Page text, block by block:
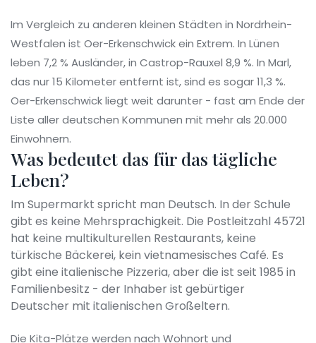
Im Vergleich zu anderen kleinen Städten in Nordrhein-
Westfalen ist Oer-Erkenschwick ein Extrem. In Lünen
leben 7,2 % Ausländer, in Castrop-Rauxel 8,9 %. In Marl,
das nur 15 Kilometer entfernt ist, sind es sogar 11,3 %.
Oer-Erkenschwick liegt weit darunter - fast am Ende der
Liste aller deutschen Kommunen mit mehr als 20.000
Einwohnern.
Was bedeutet das für das tägliche
Leben?
Im Supermarkt spricht man Deutsch. In der Schule
gibt es keine Mehrsprachigkeit. Die Postleitzahl 45721
hat keine multikulturellen Restaurants, keine
türkische Bäckerei, kein vietnamesisches Café. Es
gibt eine italienische Pizzeria, aber die ist seit 1985 in
Familienbesitz - der Inhaber ist gebürtiger
Deutscher mit italienischen Großeltern.
Die Kita-Plätze werden nach Wohnort und